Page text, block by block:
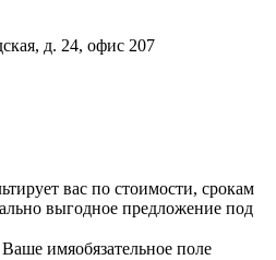
д. 24, офис 207
вас по стоимости, срокам
выгодное предложение под
Ваше имяобязательное поле